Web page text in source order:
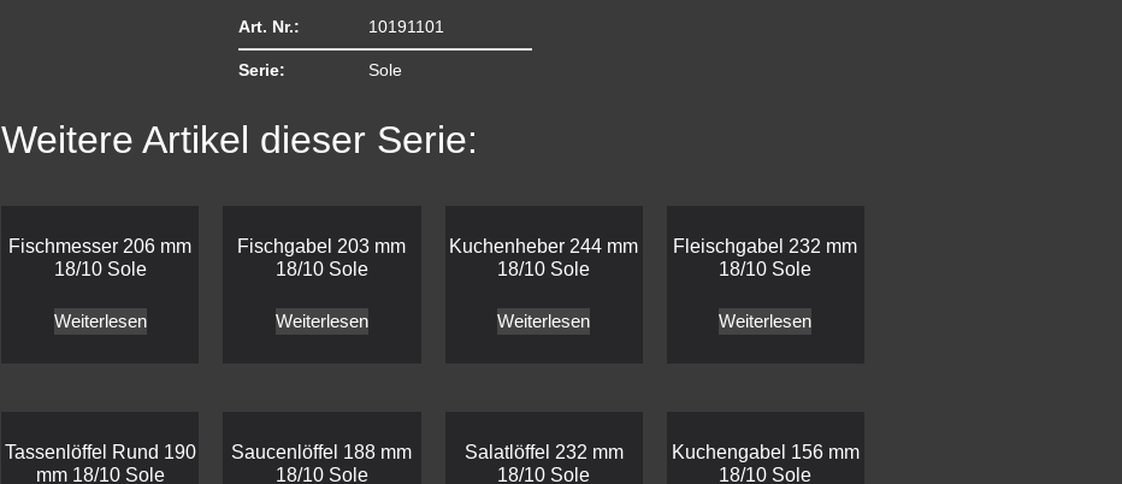
Art. Nr.: 10191101
Serie: Sole
Weitere Artikel dieser Serie:
Fischmesser 206 mm
18/10 Sole
Weiterlesen
Fischgabel 203 mm
18/10 Sole
Weiterlesen
Kuchenheber 244 mm
18/10 Sole
Weiterlesen
Fleischgabel 232 mm
18/10 Sole
Weiterlesen
Tassenlöffel Rund 190
mm 18/10 Sole
Saucenlöffel 188 mm
18/10 Sole
Salatlöffel 232 mm
18/10 Sole
Kuchengabel 156 mm
18/10 Sole